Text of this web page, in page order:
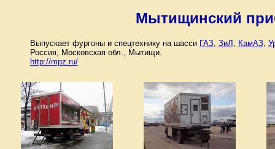
Мытищинский
Выпускает фургоны и спецтехнику на шасси ГАЗ, ЗиЛ , КамАЗ,
Россия, Московская обл., Мытищи.
http://mpz.ru/